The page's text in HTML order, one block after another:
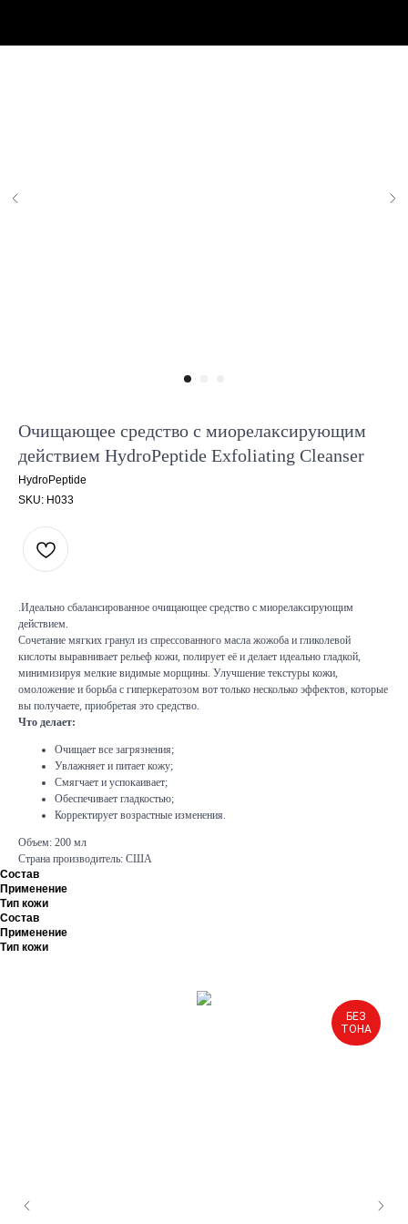
Очищающее средство с миорелаксирующим
действием HydroPeptide Exfoliating Cleanser
HydroPeptide
SKU: H033
.Идеально сбалансированное очищающее средство с миорелаксирующим
действием.
Сочетание мягких гранул из спрессованного масла жожоба и гликолевой
кислоты выравнивает рельеф кожи, полирует её и делает идеально гладкой,
минимизируя мелкие видимые морщины. Улучшение текстуры кожи,
омоложение и борьба с гиперкератозом вот только несколько эффектов, которые
вы получаете, приобретая это средство.
Что делает:
Очищает все загрязнения;
Увлажняет и питает кожу;
Смягчает и успокаивает;
Обеспечивает гладкостью;
Корректирует возрастные изменения.
Объем: 200 мл
Страна производитель: США
Состав
Применение
Тип кожи
Состав
Применение
Тип кожи
БЕЗ
ТОНА